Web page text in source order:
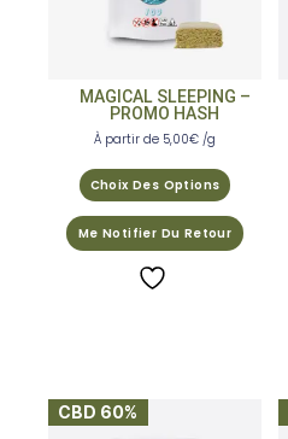
MAGICAL SLEEPING –
PROMO HASH
À partir de 5,00€ /g
Choix Des Options
Me Notifier Du Retour
CBD 60%